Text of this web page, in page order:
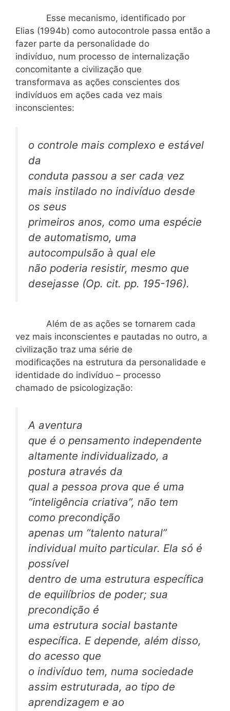
Esse mecanismo, identificado por
Elias (1994b) como autocontrole passa então a
fazer parte da personalidade do
indivíduo, num processo de internalização
concomitante a civilização que
transformava as ações conscientes dos
indivíduos em ações cada vez mais
inconscientes:
o controle mais complexo e estável
da
conduta passou a ser cada vez
mais instilado no indivíduo desde
os seus
primeiros anos, como uma espécie
de automatismo, uma
autocompulsão à qual ele
não poderia resistir, mesmo que
desejasse (Op. cit. pp. 195-196).
Além de as ações se tornarem cada
vez mais inconscientes e pautadas no outro, a
civilização traz uma série de
modificações na estrutura da personalidade e
identidade do indivíduo – processo
chamado de psicologização:
A aventura
que é o pensamento independente
altamente individualizado, a
postura através da
qual a pessoa prova que é uma
“inteligência criativa”, não tem
como precondição
apenas um “talento natural”
individual muito particular. Ela só é
possível
dentro de uma estrutura específica
de equilíbrios de poder; sua
precondição é
uma estrutura social bastante
específica. E depende, além disso,
do acesso que
o indivíduo tem, numa sociedade
assim estruturada, ao tipo de
aprendizagem e ao